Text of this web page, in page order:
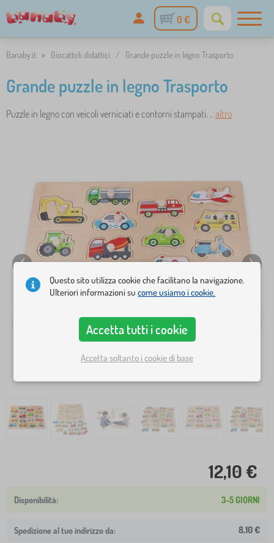
0 €
Banaby.it » Giocattoli didattici / Grande puzzle in legno Trasporto
Grande puzzle in legno Trasporto
Puzzle in legno con veicoli verniciati e contorni stampati. .. altro
12,10 €
3-5 GIORNI
Spedizione al tuo indirizzo da: 8,10 €
Questo sito utilizza cookie che facilitano la navigazione.
Ulteriori informazioni sucome usiamo i cookie.
Accetta tutti i cookie
Accetta soltanto i cookie di base